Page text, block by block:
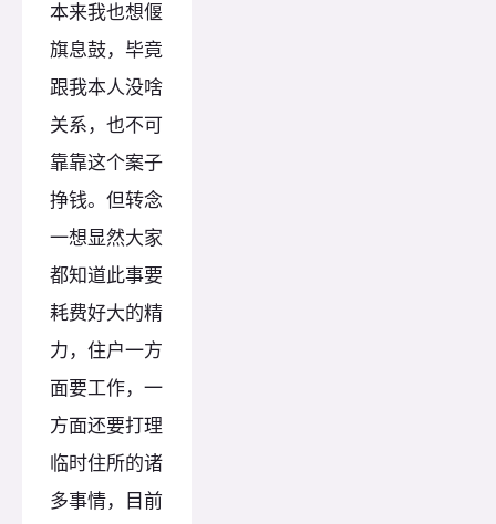
本来我也想偃
旗息鼓，毕竟
跟我本人没啥
关系，也不可
靠靠这个案子
挣钱。但转念
一想显然大家
都知道此事要
耗费好大的精
力，住户一方
面要工作，一
方面还要打理
临时住所的诸
多事情，目前